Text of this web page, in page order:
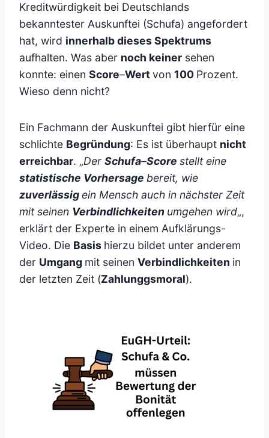
Kreditwürdigkeit bei Deutschlands
bekanntester Auskunftei (Schufa) angefordert
hat, wird innerhalb dieses Spektrums
aufhalten. Was aber noch keiner sehen
konnte: einen Score–Wertvon 100 Prozent.
Wieso denn nicht?
Ein Fachmann der Auskunftei gibt hierfür eine
schlichte Begründung: Es ist überhaupt nicht
erreichbar. „Der Schufa–Score stellt eine
statistische Vorhersage bereit, wie
zuverlässigein Mensch auch in nächster Zeit
mit seinen Verbindlichkeiten umgehen wird„,
erklärt der Experte in einem Aufklärungs-
Video. Die Basis hierzu bildet unter anderem
der Umgang mit seinen Verbindlichkeiten in
der letzten Zeit (Zahlunggsmoral).